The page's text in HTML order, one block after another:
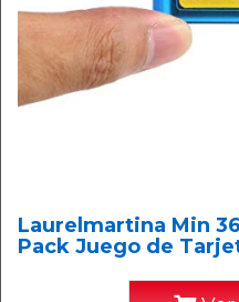
Laurelmartina Min
Pack Juego de